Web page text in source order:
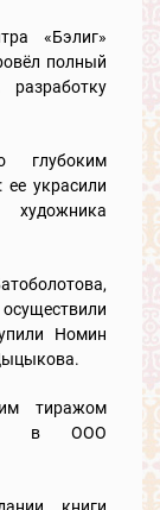
«Бэлиг»
полный
глубоким
украсили
художника
Номин
тиражом
в ООО